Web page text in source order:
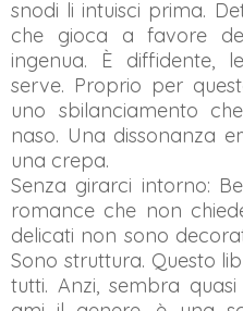
snodi li intuisci prima.
che gioca a favore
ingenua. È diffidente,
serve. Proprio per
uno sbilanciamento
naso. Una dissonanza
una crepa.
Senza girarci intorno:
romance che non
delicati non sono
Sono struttura. Questo
tutti. Anzi, sembra